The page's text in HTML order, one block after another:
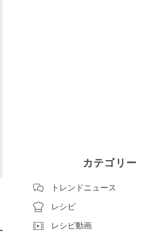
カテゴリー
トレンドニュース
レシピ
レシピ動画